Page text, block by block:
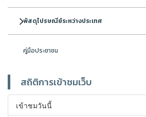
พัสดุไปรษณีย์ระหว่างประเทศ
คู่มือประชาชน
สถิติการเข้าชมเว็บ
เข้าชมวันนี้